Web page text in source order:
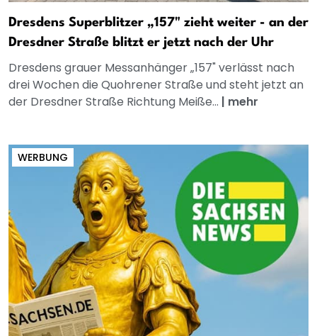
Dresdens Superblitzer „157" zieht weiter - an der
Dresdner Straße blitzt er jetzt nach der Uhr
Dresdens grauer Messanhänger „157" verlässt nach
drei Wochen die Quohrener Straße und steht jetzt an
der Dresdner Straße Richtung Meiße... | mehr
WERBUNG